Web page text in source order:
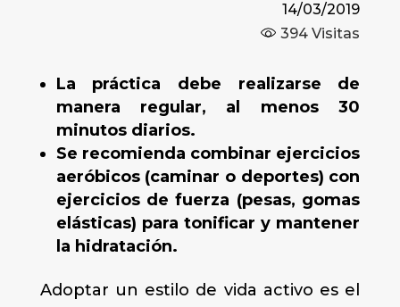
14/03/2019
394 Visitas
La práctica debe realizarse de
manera regular, al menos 30
minutos diarios.
Se recomienda combinar ejercicios
aeróbicos (caminar o deportes) con
ejercicios de fuerza (pesas, gomas
elásticas) para tonificar y mantener
la hidratación.
Adoptar un estilo de vida activo es el